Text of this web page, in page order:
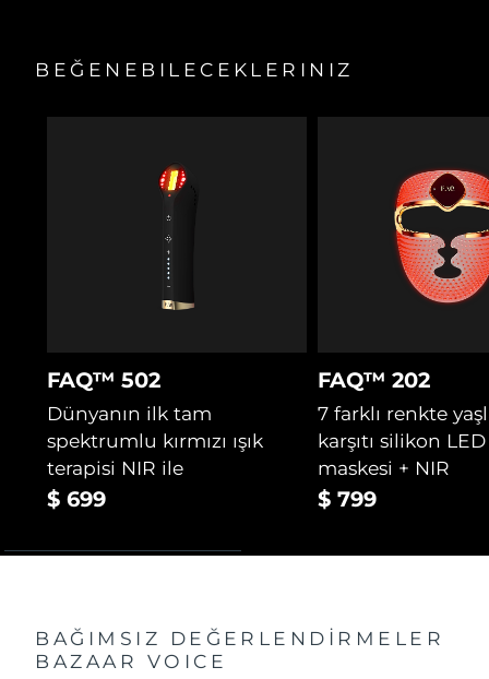
BEĞENEBILECEKLERINIZ
FAQ™ 502
Dünyanın ilk tam
spektrumlu kırmızı ışık
terapisi NIR ile
$ 699
FAQ™ 202
7 farklı renkte
karşıtı silikon
maskesi + NIR
$ 799
BAĞIMSIZ DEĞERLENDİRMELER
BAZAAR VOICE